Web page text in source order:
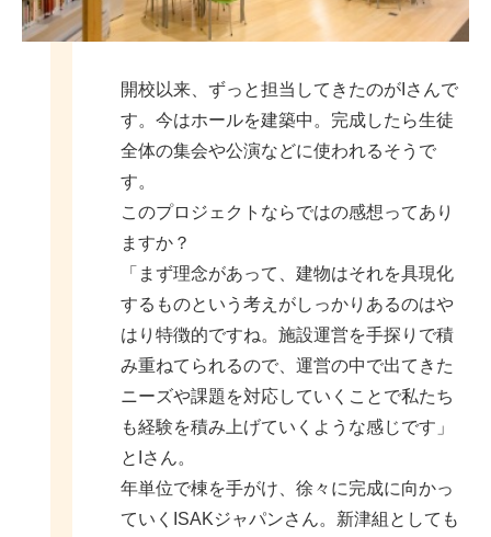
開校以来、ずっと担当してきたのがIさんで
す。今はホールを建築中。完成したら生徒
全体の集会や公演などに使われるそうで
す。
このプロジェクトならではの感想ってあり
ますか？
「まず理念があって、建物はそれを具現化
するものという考えがしっかりあるのはや
はり特徴的ですね。施設運営を手探りで積
み重ねてられるので、運営の中で出てきた
ニーズや課題を対応していくことで私たち
も経験を積み上げていくような感じです」
とIさん。
年単位で棟を手がけ、徐々に完成に向かっ
ていくISAKジャパンさん。新津組としても